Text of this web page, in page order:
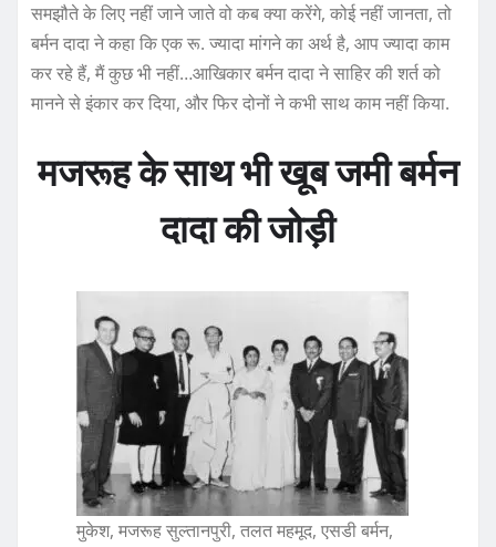
समझौते के लिए नहीं जाने जाते वो कब क्या करेंगे, कोई नहीं जानता, तो
बर्मन दादा ने कहा कि एक रू. ज्यादा मांगने का अर्थ है, आप ज्यादा काम
कर रहे हैं, मैं कुछ भी नहीं…आखिकार बर्मन दादा ने साहिर की शर्त को
मानने से इंकार कर दिया, और फिर दोनों ने कभी साथ काम नहीं किया.
मजरूह के साथ भी खूब जमी बर्मन
दादा की जोड़ी
मुकेश, मजरूह सुल्तानपुरी, तलत महमूद, एसडी बर्मन,